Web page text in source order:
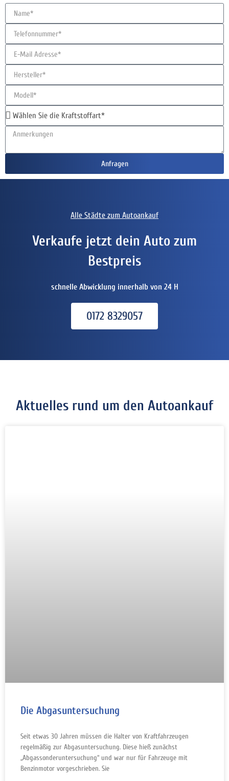
Anfragen
Alle Städte zum Autoankauf
Verkaufe jetzt dein Auto zum
Bestpreis
schnelle Abwicklung innerhalb von 24 H
0172 8329057
Aktuelles rund um den Autoankauf
Die Abgasuntersuchung
Seit etwas 30 Jahren müssen die Halter von Kraftfahrzeugen
regelmäßig zur Abgasuntersuchung. Diese hieß zunächst
„Abgassonderuntersuchung“ und war nur für Fahrzeuge mit
Benzinmotor vorgeschrieben. Sie